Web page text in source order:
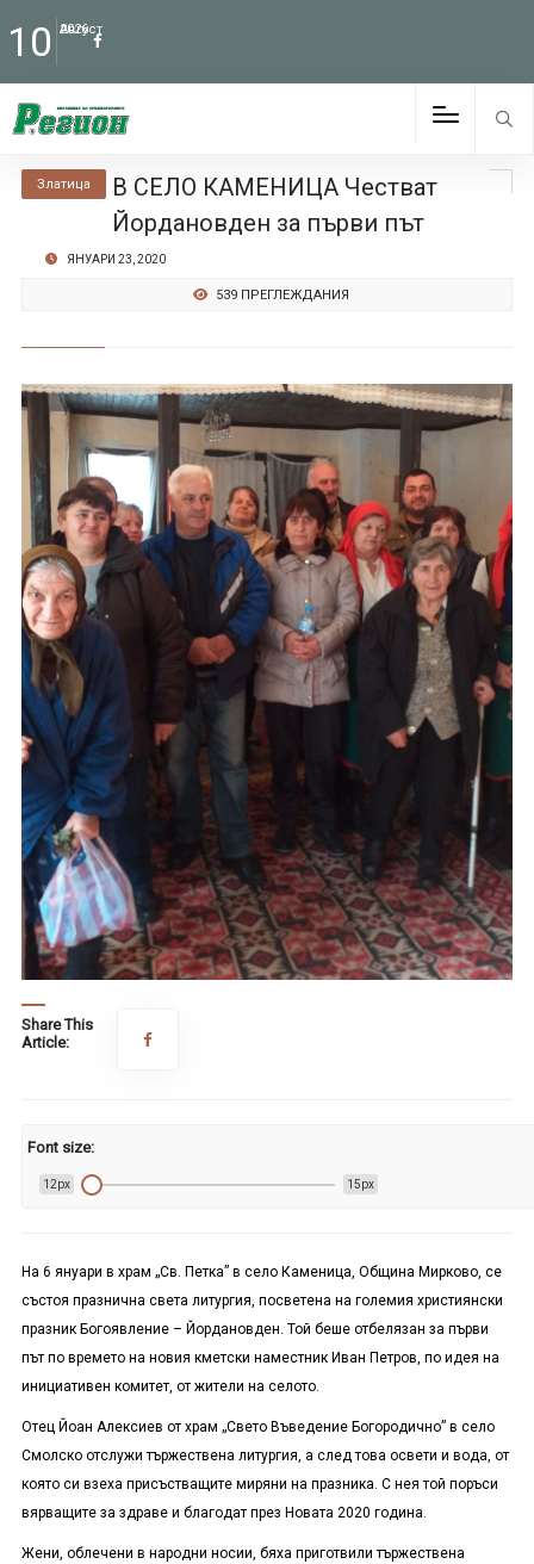
10 Август
2026
Златица
В СЕЛО КАМЕНИЦА Честват
Йордановден за първи път
ЯНУАРИ 23, 2020
539 ПРЕГЛЕЖДАНИЯ
Share This
Article:
Font size:
12px 15px
На 6 януари в храм „Св. Петка” в село Каменица, Община Мирково, се
състоя празнична света литургия, посветена на големия християнски
празник Богоявление – Йордановден. Той беше отбелязан за първи
път по времето на новия кметски наместник Иван Петров, по идея на
инициативен комитет, от жители на селото.
Отец Йоан Алексиев от храм „Свето Въведение Богородично” в село
Смолско отслужи тържествена литургия, а след това освети и вода, от
която си взеха присъстващите миряни на празника. С нея той поръси
вярващите за здраве и благодат през Новата 2020 година.
Жени, облечени в народни носии, бяха приготвили тържествена